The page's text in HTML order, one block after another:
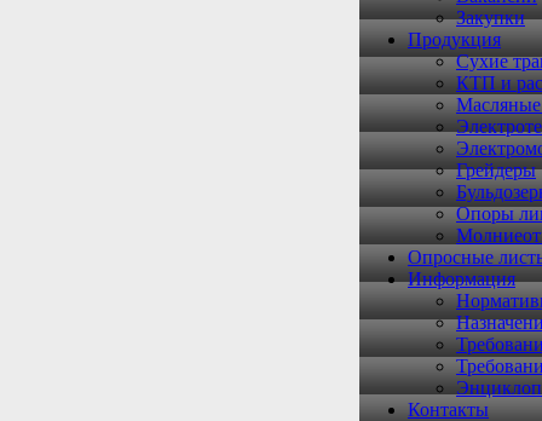
Закупки
Продукция
Сухие
КТП и
Грейдеры
Опоры
Опросные
Информация
Контакты